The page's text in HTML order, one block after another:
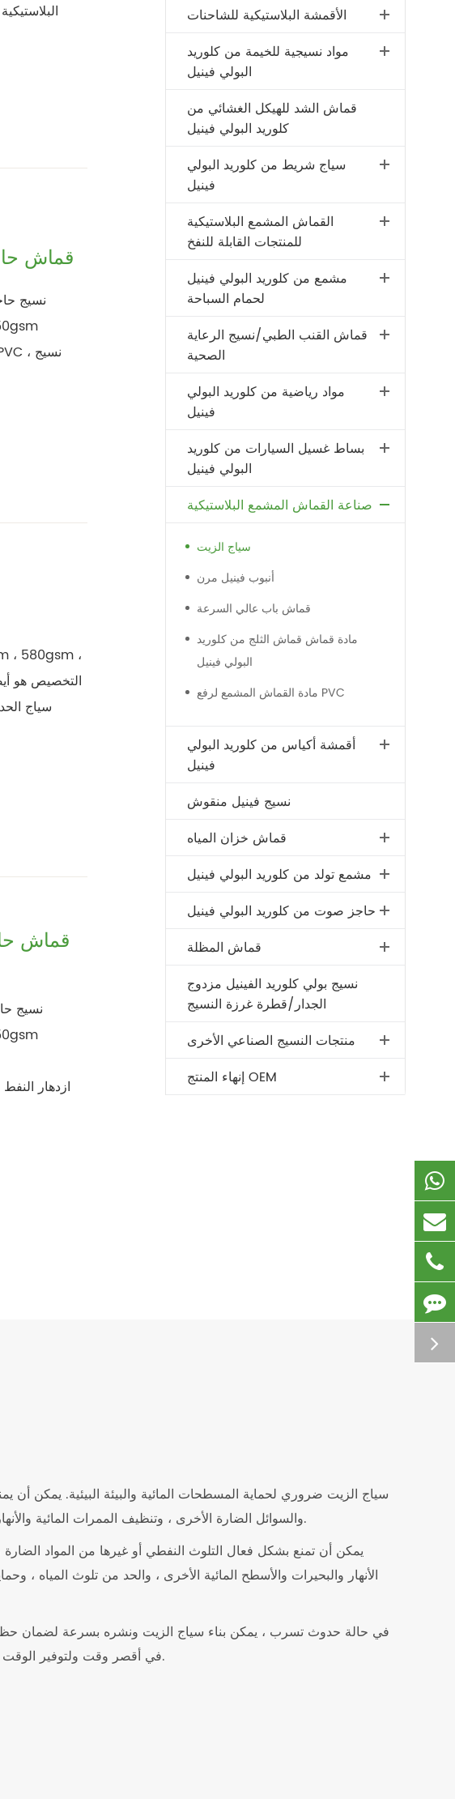
قماش
نسيج
قماش
نسيج
الأقمشة البلاستيكية للشاحنات
مواد نسيجية للخيمة من كلوريد
البولي فينيل
قماش الشد للهيكل الغشائي من
كلوريد البولي فينيل
سياج شريط من كلوريد البولي
فينيل
القماش المشمع البلاستيكية
للمنتجات القابلة للنفخ
مشمع من كلوريد البولي فينيل
لحمام السباحة
قماش القنب الطبي/نسيج الرعاية
الصحية
مواد رياضية من كلوريد البولي
فينيل
بساط غسيل السيارات من كلوريد
البولي فينيل
صناعة القماش المشمع البلاستيكية
سياج الزيت
أنبوب فينيل مرن
قماش باب عالي السرعة
مادة قماش قماش الثلج من كلوريد
البولي فينيل
مادة القماش المشمع لرفع PVC
أقمشة أكياس من كلوريد البولي
فينيل
نسيج فينيل منقوش
قماش خزان المياه
مشمع تولد من كلوريد البولي فينيل
حاجز صوت من كلوريد البولي فينيل
قماش المظلة
نسيج بولي كلوريد الفينيل مزدوج
الجدار/قطرة غرزة النسيج
منتجات النسيج الصناعي الأخرى
إنهاء المنتج OEM
سياج الزيت ضروري لحماية المسطحات المائية والبيئة البيئية. يمكن أن
والسوائل الضارة الأخرى ، وتنظيف الممرات المائية والأنهار ، ومنع الطمي.
يمكن أن تمنع بشكل فعال التلوث النفطي أو غيرها من المواد الضارة
الأنهار والبحيرات والأسطح المائية الأخرى ، والحد من تلوث المياه ،
في حالة حدوث تسرب ، يمكن بناء سياج الزيت ونشره بسرعة لضمان
في أقصر وقت ولتوفير الوقت لأعمال المتابعة.